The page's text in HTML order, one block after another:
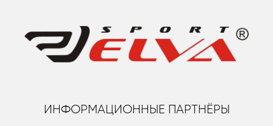
ИНФОРМАЦИОННЫЕ ПАРТНЁРЫ